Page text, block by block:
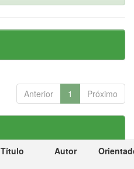
Anterior 1 Próximo
Título Autor